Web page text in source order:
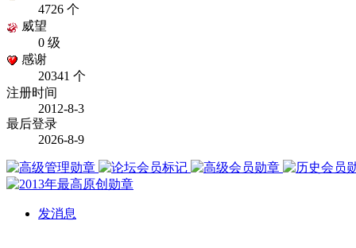
4726 个
威望
0 级
感谢
20341 个
注册时间
2012-8-3
最后登录
2026-8-9
发消息